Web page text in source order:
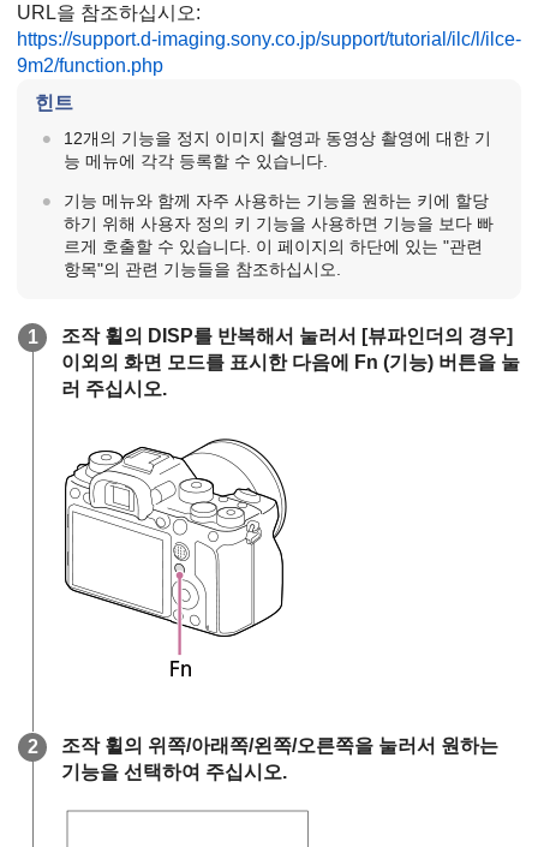
URL을 참조하십시오:
https://support.d-imaging.sony.co.jp/support/tutorial/ilc/l/ilce-
9m2/function.php
힌트
12개의 기능을 정지 이미지 촬영과 동영상 촬영에 대한 기
능 메뉴에 각각 등록할 수 있습니다.
기능 메뉴와 함께 자주 사용하는 기능을 원하는 키에 할당
하기 위해 사용자 정의 키 기능을 사용하면 기능을 보다 빠
르게 호출할 수 있습니다. 이 페이지의 하단에 있는 "관련
항목"의 관련 기능들을 참조하십시오.
조작 휠의 DISP를 반복해서 눌러서 [뷰파인더의 경우]
이외의 화면 모드를 표시한 다음에 Fn (기능) 버튼을 눌
러 주십시오.
조작 휠의 위쪽/아래쪽/왼쪽/오른쪽을 눌러서 원하는
기능을 선택하여 주십시오.